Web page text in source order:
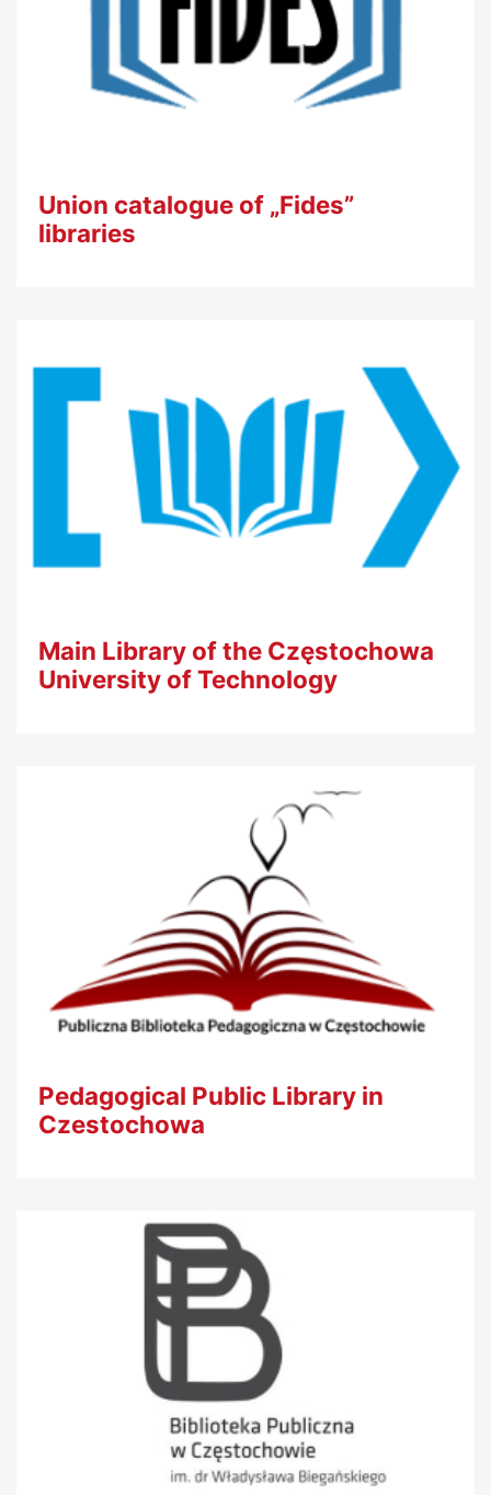
Union catalogue of „Fides”
libraries
Main Library of the Częstochowa
University of Technology
Pedagogical Public Library in
Czestochowa